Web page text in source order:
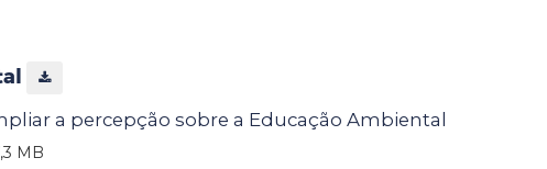
a percepção sobre a Educação Ambiental
MB